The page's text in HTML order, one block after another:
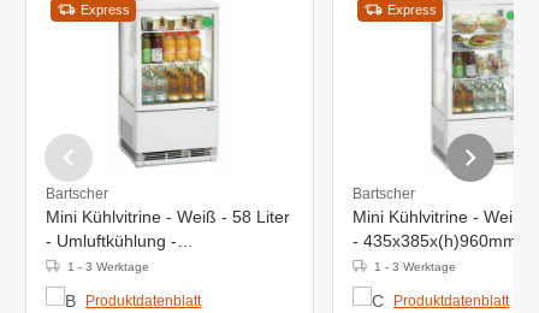
Express
Bartscher
Mini Kühlvitrine - Weiß - 58 Liter
- Umluftkühlung -
425x380x(h)805mm
1 - 3 Werktage
Produktdatenblatt
Express
Bartscher
Mini Kühlvitrine - Weiß -
- 435x385x(h)960mm
1 - 3 Werktage
Produktdatenblatt